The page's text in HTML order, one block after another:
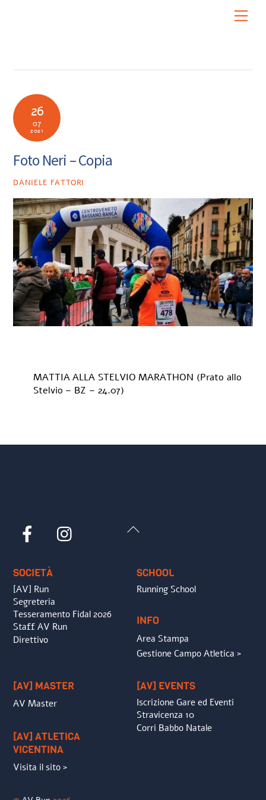
26
07
2021
Foto Neri – Copia
DANIELE FATTORI
MATTIA ALLA STELVIO MARATHON (Prato allo
Stelvio – BZ – 24.07)
Back
Facebook
SOCIETÀ
[AV] Run
Segreteria
Tesseramento Fidal 2026
Staff AV Run
Direttivo
SCHOOL
Running School
INFO
Area Stampa
Gestione Campo Atletica >
[AV] MASTER
AV Master
[AV] ATLETICA
VICENTINA
Visita il sito >
[AV] EVENTS
Iscrizione Gare ed Eventi
Stravicenza 10
Corri Babbo Natale